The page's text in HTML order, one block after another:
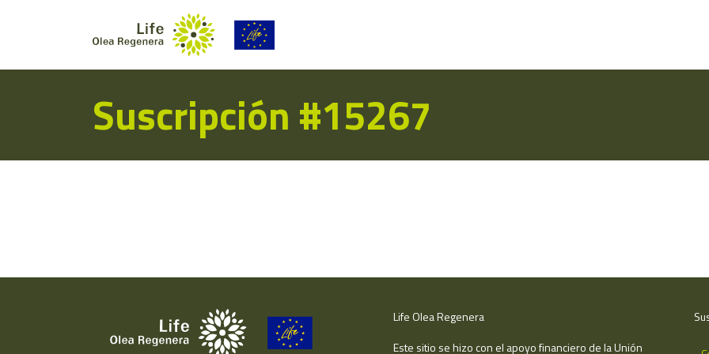
Suscripción #15267
Life Olea Regenera
Este sitio se hizo con el apoyo financiero de la Unión